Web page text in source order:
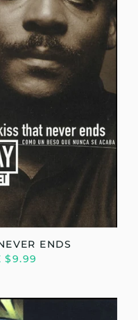
ENDS
$9.99